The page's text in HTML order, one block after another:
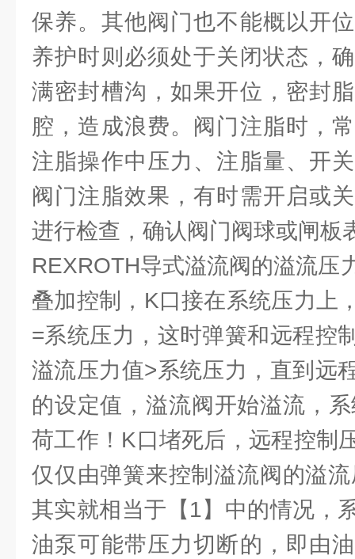
保养。其他阀门也不能概以开
养护时则必须处于关闭状态，
满密封槽沟，如果开位，密封
腔，造成浪费。阀门注脂时，
注脂操作中压力、注脂量、开
阀门注脂效果，有时需开启或
进行检查，确认阀门阀球或闸板
REXROTH导式溢流阀的溢流压
叠加控制，K口接在系统压力上
=系统压力，这时弹簧和远程控
溢流压力值>系统压力，直到远
的设定值，溢流阀开始溢流，
荷工作！K口堵死后，远程控制
仅仅由弹簧来控制溢流阀的溢
其实就相当于【1】中的情况，
油泵可能带压力切断的，即由